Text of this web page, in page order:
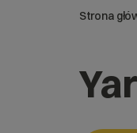
Strona